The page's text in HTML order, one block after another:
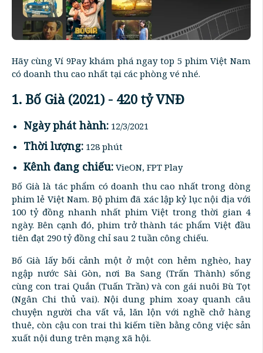
Hãy cùng Ví 9Pay khám phá ngay top 5 phim Việt Nam
có doanh thu cao nhất tại các phòng vé nhé.
1. Bố Già (2021) - 420 tỷ VNĐ
Ngày phát hành: 12/3/2021
Thời lượng: 128 phút
Kênh đang chiếu: VieON, FPT Play
Bố Già là tác phẩm có doanh thu cao nhất trong dòng
phim lẻ Việt Nam. Bộ phim đã xác lập kỷ lục nội địa với
100 tỷ đồng nhanh nhất phim Việt trong thời gian 4
ngày. Bên cạnh đó, phim trở thành tác phẩm Việt đầu
tiên đạt 290 tỷ đồng chỉ sau 2 tuần công chiếu.
Bố Già lấy bối cảnh một ở một con hẻm nghèo, hay
ngập nước Sài Gòn, nơi Ba Sang (Trấn Thành) sống
cùng con trai Quắn (Tuấn Trần) và con gái nuôi Bù Tọt
(Ngân Chi thủ vai). Nội dung phim xoay quanh câu
chuyện người cha vất vả, lăn lộn với nghề chở hàng
thuê, còn cậu con trai thì kiếm tiền bằng công việc sản
xuất nội dung trên mạng xã hội.